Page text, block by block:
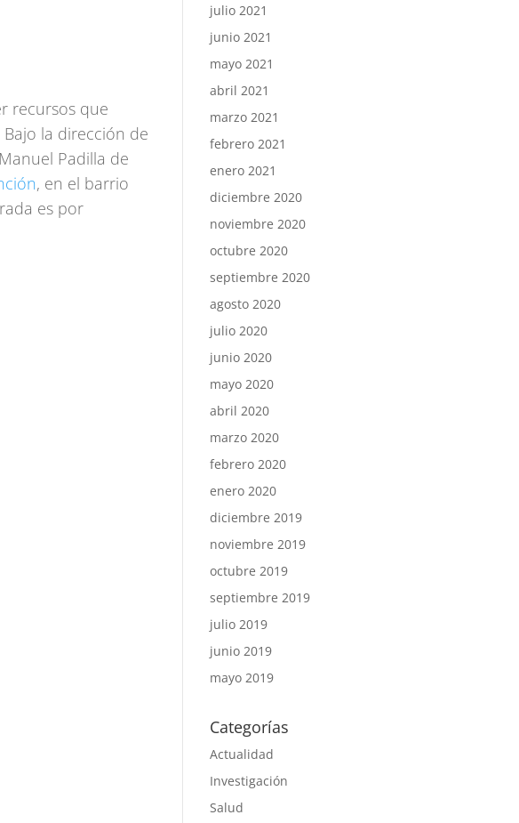
recursos que
la dirección de
Padilla de
, en el barrio
es por
julio 2021
junio 2021
mayo 2021
abril 2021
marzo 2021
febrero 2021
enero 2021
diciembre 2020
noviembre 2020
octubre 2020
septiembre 2020
agosto 2020
julio 2020
junio 2020
mayo 2020
abril 2020
marzo 2020
febrero 2020
enero 2020
diciembre 2019
noviembre 2019
octubre 2019
septiembre 2019
julio 2019
junio 2019
mayo 2019
Categorías
Actualidad
Investigación
Salud